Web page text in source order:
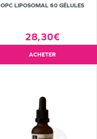
OPC LIPOSOMAL 60 GÉLULES
28,30€
ACHETER